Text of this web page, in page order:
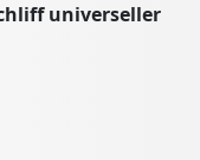
universeller